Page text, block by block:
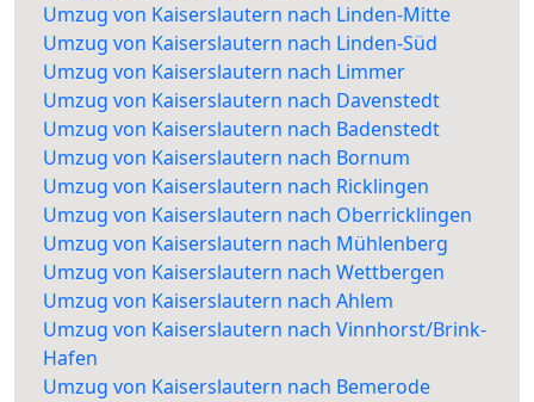
Umzug von Kaiserslautern nach Linden-Mitte
Umzug von Kaiserslautern nach Linden-Süd
Umzug von Kaiserslautern nach Limmer
Umzug von Kaiserslautern nach Davenstedt
Umzug von Kaiserslautern nach Badenstedt
Umzug von Kaiserslautern nach Bornum
Umzug von Kaiserslautern nach Ricklingen
Umzug von Kaiserslautern nach Oberricklingen
Umzug von Kaiserslautern nach Mühlenberg
Umzug von Kaiserslautern nach Wettbergen
Umzug von Kaiserslautern nach Ahlem
Umzug von Kaiserslautern nach Vinnhorst/Brink-
Hafen
Umzug von Kaiserslautern nach Bemerode